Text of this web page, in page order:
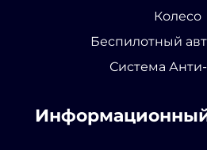
Колесо
Беспилотный
Система